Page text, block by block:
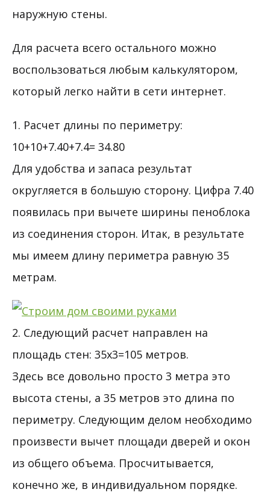
наружную стены.
Для расчета всего остального можно
воспользоваться любым калькулятором,
который легко найти в сети интернет.
1. Расчет длины по периметру:
10+10+7.40+7.4= 34.80
Для удобства и запаса результат
округляется в большую сторону. Цифра 7.40
появилась при вычете ширины пеноблока
из соединения сторон. Итак, в результате
мы имеем длину периметра равную 35
метрам.
2. Следующий расчет направлен на
площадь стен: 35х3=105 метров.
Здесь все довольно просто 3 метра это
высота стены, а 35 метров это длина по
периметру. Следующим делом необходимо
произвести вычет площади дверей и окон
из общего объема. Просчитывается,
конечно же, в индивидуальном порядке.